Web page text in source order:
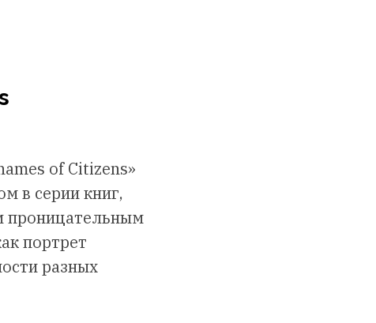
of Citizens»
в серии книг,
проницательным
портрет
разных